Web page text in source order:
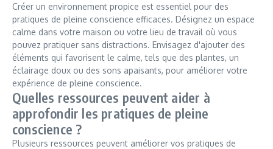
Créer un environnement propice est essentiel pour des
pratiques de pleine conscience efficaces. Désignez un espace
calme dans votre maison ou votre lieu de travail où vous
pouvez pratiquer sans distractions. Envisagez d'ajouter des
éléments qui favorisent le calme, tels que des plantes, un
éclairage doux ou des sons apaisants, pour améliorer votre
expérience de pleine conscience.
Quelles ressources peuvent aider à
approfondir les pratiques de pleine
conscience ?
Plusieurs ressources peuvent améliorer vos pratiques de